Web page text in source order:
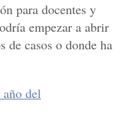
para docentes y
empezar a abrir
de casos o donde ha
año del